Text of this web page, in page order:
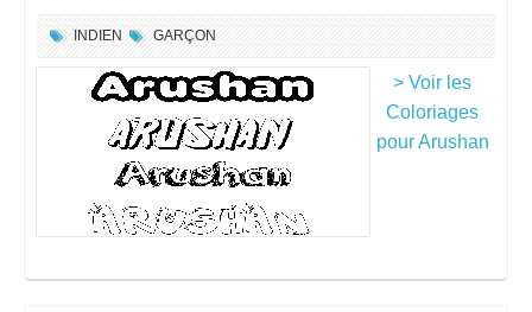
INDIEN GARÇON
> Voir les
Coloriages
pour Arushan